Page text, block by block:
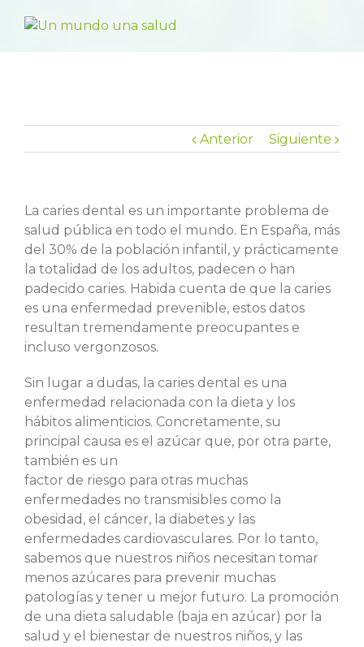
Anterior Siguiente
La caries dental es un importante problema de
salud pública en todo el mundo. En España, más
del 30% de la población infantil, y prácticamente
la totalidad de los adultos, padecen o han
padecido caries. Habida cuenta de que la caries
es una enfermedad prevenible, estos datos
resultan tremendamente preocupantes e
incluso vergonzosos.
Sin lugar a dudas, la caries dental es una
enfermedad relacionada con la dieta y los
hábitos alimenticios. Concretamente, su
principal causa es el azúcar que, por otra parte,
también es un
factor de riesgo para otras muchas
enfermedades no transmisibles como la
obesidad, el cáncer, la diabetes y las
enfermedades cardiovasculares. Por lo tanto,
sabemos que nuestros niños necesitan tomar
menos azúcares para prevenir muchas
patologías y tener u mejor futuro. La promoción
de una dieta saludable (baja en azúcar) por la
salud y el bienestar de nuestros niños, y las